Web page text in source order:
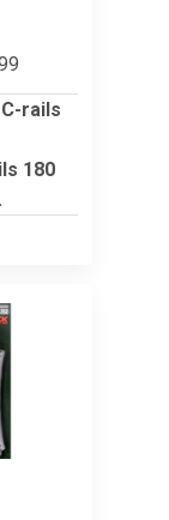
rails
180